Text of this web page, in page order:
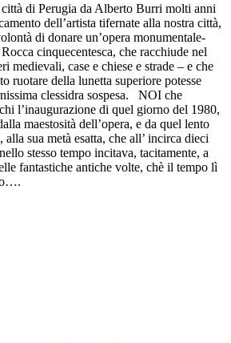
di Perugia da Alberto Burri molti anni
dell’artista tifernate alla nostra città,
di donare un’opera monumentale-
cinquecentesca, che racchiude nel
medievali, case e chiese e strade – e che
ruotare della lunetta superiore potesse
clessidra sospesa. NOI che
l’inaugurazione di quel giorno del 1980,
maestosità dell’opera, e da quel lento
alla sua metà esatta, che all’ incirca dieci
stesso tempo incitava, tacitamente, a
fantastiche antiche volte, chè il tempo lì